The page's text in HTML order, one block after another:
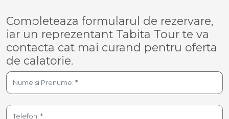
Completeaza formularul de rezervare,
iar un reprezentant Tabita Tour te va
contacta cat mai curand pentru oferta
de calatorie.